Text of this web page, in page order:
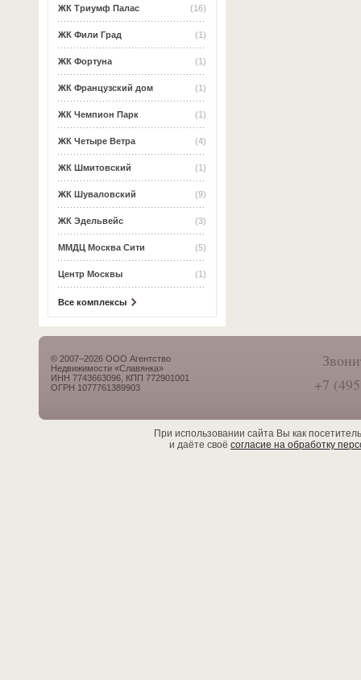
(16)
ЖК Триумф Палас
(1)
ЖК Фили Град
(1)
ЖК Фортуна
(1)
ЖК Французский дом
(1)
ЖК Чемпион Парк
(4)
ЖК Четыре Ветра
(1)
ЖК Шмитовский
(9)
ЖК Шуваловский
(3)
ЖК Эдельвейс
(5)
ММДЦ Москва Сити
(1)
Центр Москвы
Все комплексы
© 2007–2026 ООО Агентство
Недвижимости «Славянка»
ИНН 7743663096, КПП 772901001
ОГРН 1077761389903
+7
При использовании сайта Вы как
и даёте своё согласие на обработку